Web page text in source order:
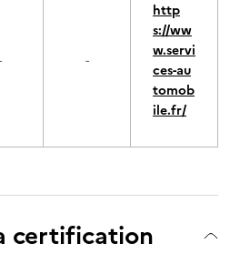
-
http
s://ww
w.servi
ces-au
tomob
ile.fr/
certification